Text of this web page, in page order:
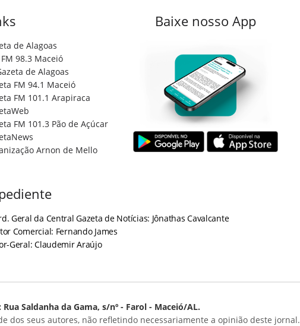
de Alagoas
98.3 Maceió
de Alagoas
FM 94.1 Maceió
FM 101.1 Arapiraca
FM 101.3 Pão de Açúcar
Arnon de Mello
Geral da Central Gazeta de Notícias: Jônathas Cavalcante
Comercial: Fernando James
Geral: Claudemir Araújo
Baixe nosso App
Saldanha da Gama, s/nº - Farol - Maceió/AL.
dos seus autores, não refletindo necessariamente a opinião deste jornal.